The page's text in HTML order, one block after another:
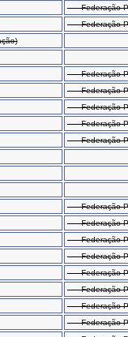
Federação
Federação
Federação
Federação
Federação
Federação
Federação
Federação
Federação
Federação
Federação
Federação
Federação
Federação
Federação